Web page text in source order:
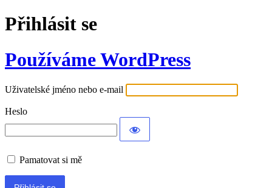
Přihlásit se
Používáme WordPress
Uživatelské jméno nebo e-mail
Heslo
Pamatovat si mě